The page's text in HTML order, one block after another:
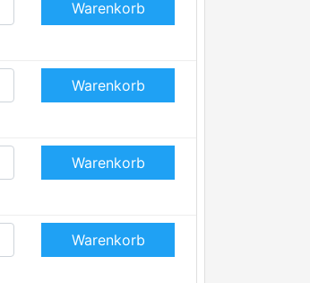
Warenkorb
Warenkorb
Warenkorb
Warenkorb